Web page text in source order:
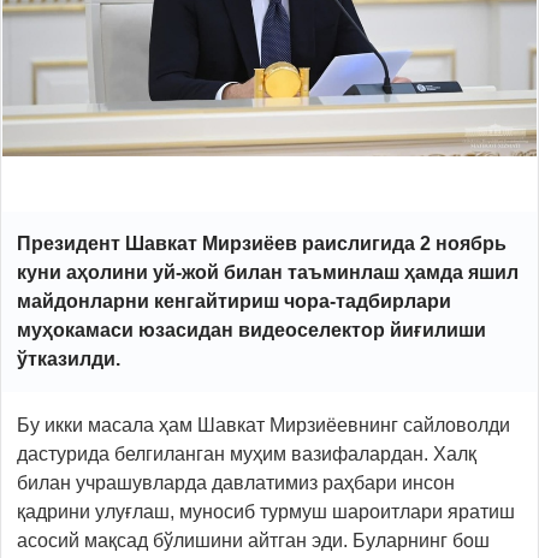
Президент Шавкат Мирзиёев раислигида 2 ноябрь
куни аҳолини уй-жой билан таъминлаш ҳамда яшил
майдонларни кенгайтириш чора-тадбирлари
муҳокамаси юзасидан видеоселектор йиғилиши
ўтказилди.
Бу икки масала ҳам Шавкат Мирзиёевнинг сайловолди
дастурида белгиланган муҳим вазифалардан. Халқ
билан учрашувларда давлатимиз раҳбари инсон
қадрини улуғлаш, муносиб турмуш шароитлари яратиш
асосий мақсад бўлишини айтган эди. Буларнинг бош